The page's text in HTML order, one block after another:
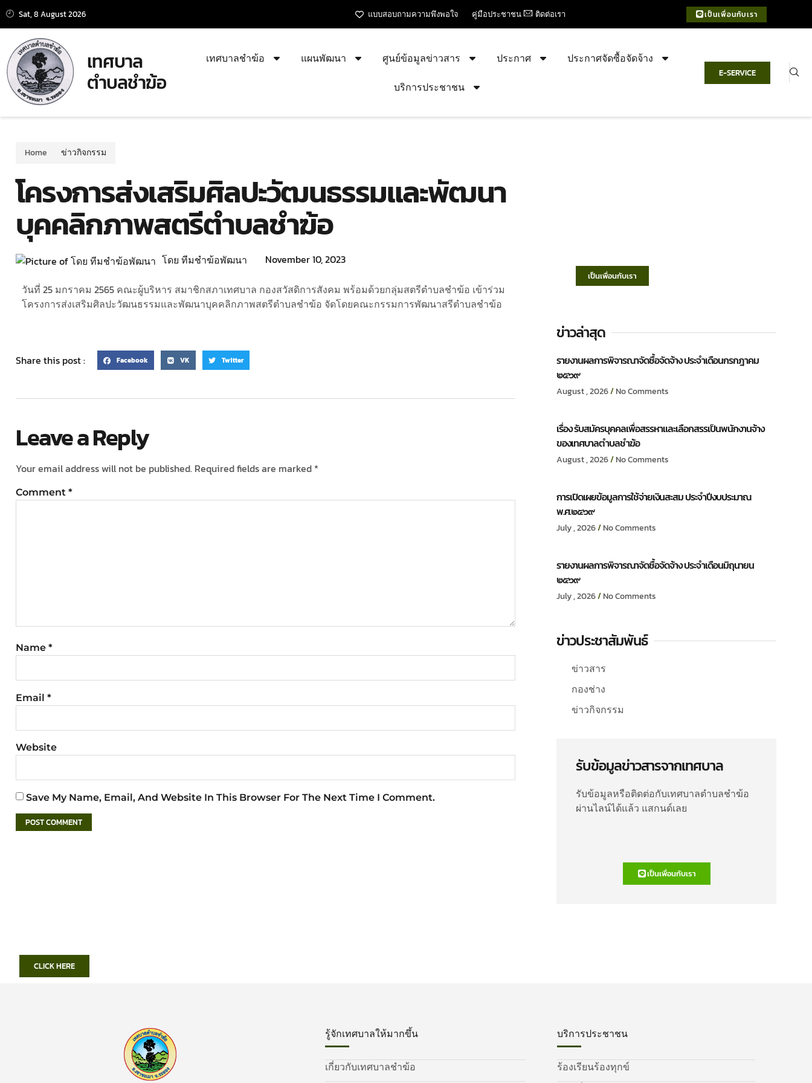
Sat, 8 August 2026 แบบสอบถามความพึงพอใจ คู่มือประชาชน ติดต่อเรา เป็นเพื่อนกับเรา
เทศบาล
ตำบลชำฆ้อ
เทศบาลชำฆ้อ แผนพัฒนา ศูนย์ข้อมูลข่าวสาร ประกาศ
ประกาศจัดซื้อจัดจ้าง
บริการประชาชน
E-SERVICE
Home ข่าวกิจกรรม
โครงการส่งเสริมศิลปะวัฒนธรรมและพัฒนา
บุคคลิกภาพสตรีตำบลชำฆ้อ
โดย ทีมชำฆ้อพัฒนา November 10, 2023
วันที่ 25 มกราคม 2565 คณะผู้บริหาร สมาชิกสภาเทศบาล กองสวัสดิการสังคม พร้อมด้วยกลุ่มสตรีตำบลชำฆ้อ เข้าร่วม
โครงการส่งเสริมศิลปะวัฒนธรรมและพัฒนาบุคคลิกภาพสตรีตำบลชำฆ้อ จัดโดยคณะกรรมการพัฒนาสรีตำบลชำฆ้อ
Share this post : Facebook VK Twitter
Leave a Reply
Your email address will not be published. Required fields are marked *
Comment *
Name *
Email *
Website
Save My Name, Email, And Website In This Browser For The Next Time I Comment.
เป็นเพื่อนกับเรา
ข่าวล่าสุด
รายงานผลการพิจารณาจัดซื้อจัดจ้าง ประจำเดือนกรกฎาคม
๒๕๖๙
August , 2026 No Comments
เรื่อง รับสมัครบุคคลเพื่อสรรหาและเลือกสรรเป็นพนักงานจ้าง
ของเทศบาลตำบลชำฆ้อ
August , 2026 No Comments
การเปิดเผยข้อมูลการใช้จ่ายเงินสะสม ประจำปีงบประมาณ
พ.ศ.๒๕๖๙
July , 2026 No Comments
รายงานผลการพิจารณาจัดซื้อจัดจ้าง ประจำเดือนมิถุนายน
๒๕๖๙
July , 2026 No Comments
ข่าวประชาสัมพันธ์
ข่าวสาร
กองช่าง
ข่าวกิจกรรม
รับข้อมูลข่าวสารจากเทศบาล
รับข้อมูลหรือติดต่อกับเทศบาลตำบลชำฆ้อ
ผ่านไลน์ได้แล้ว แสกนด์เลย
เป็นเพื่อนกับเรา
CLICK HERE
รู้จักเทศบาลให้มากขึ้น
เกี่ยวกับเทศบาลชำฆ้อ
บริการประชาชน
ร้องเรียนร้องทุกข์